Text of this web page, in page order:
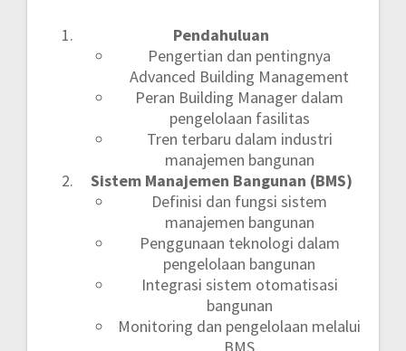
Pendahuluan
Pengertian dan pentingnya
Advanced Building Management
Peran Building Manager dalam
pengelolaan fasilitas
Tren terbaru dalam industri
manajemen bangunan
Sistem Manajemen Bangunan (BMS)
Definisi dan fungsi sistem
manajemen bangunan
Penggunaan teknologi dalam
pengelolaan bangunan
Integrasi sistem otomatisasi
bangunan
Monitoring dan pengelolaan melalui
BMS